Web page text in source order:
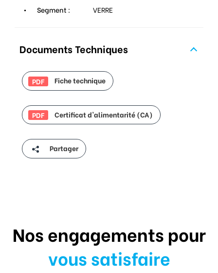
Segment :
VERRE
Documents Techniques
PDF Fiche technique
PDF Certificat d'alimentarité (CA)
Partager
Nos engagements pour
vous satisfaire